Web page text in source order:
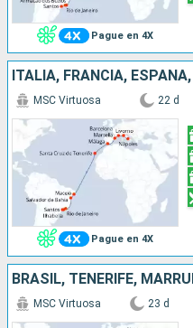
Pague en 4X
Pague en 4X
MSC Virtuosa 22 d
MSC Virtuosa 23 d